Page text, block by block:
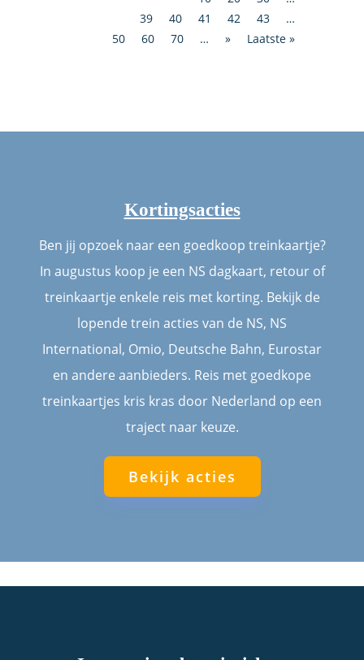
39
40 41 42 43
…
50
60 70 … » Laatste »
Kortingsacties
Ben jij opzoek naar een goedkoop treinkaartje?
In augustus koop je een NS dagkaart, retour of
treinkaartje enkele reis met korting. Bekijk de
lopende trein acties van de NS, NS
International, Omio, Deutsche Bahn, Eurostar
en andere aanbieders. Reis met goedkope
treinkaartjes kris kras door Nederland op een
traject naar keuze.
Bekijk acties